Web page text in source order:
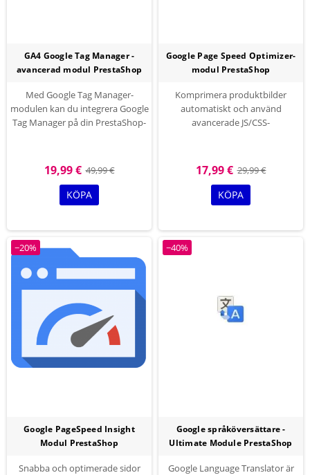
GA4 Google Tag Manager -
avancerad modul PrestaShop
Med Google Tag Manager-
modulen kan du integrera Google
Tag Manager på din PrestaShop-
besöksdata från din webbplats
och göra...
19,99 € 49,99 €
KÖPA
Google Page Speed Optimizer-
modul PrestaShop
Komprimera produktbilder
automatiskt och använd
avancerade JS/CSS-
prestanda och få högre poäng i
Google PageSpeed Insights.
17,99 € 29,99 €
KÖPA
−20%
Google PageSpeed Insight
Modul PrestaShop
Snabba och optimerade sidor
−40%
Google språköversättare -
Ultimate Module PrestaShop
Google Language Translator är